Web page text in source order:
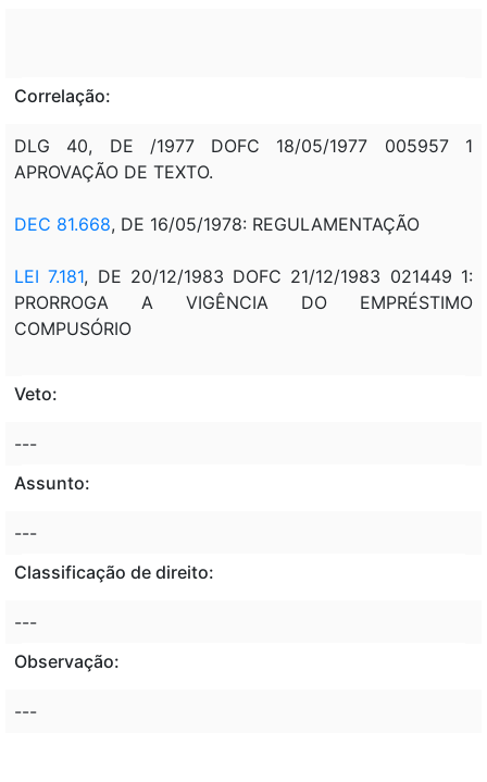
Correlação:
DLG 40, DE /1977 DOFC 18/05/1977 005957 1
APROVAÇÃO DE TEXTO.
DEC 81.668, DE 16/05/1978: REGULAMENTAÇÃO
LEI 7.181, DE 20/12/1983 DOFC 21/12/1983 021449 1:
PRORROGA A VIGÊNCIA DO EMPRÉSTIMO
COMPUSÓRIO
Veto:
---
Assunto:
---
Classificação de direito:
---
Observação:
---